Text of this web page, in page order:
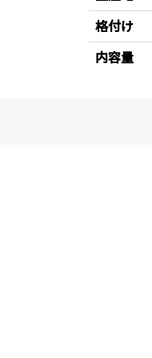
格付け
内容量